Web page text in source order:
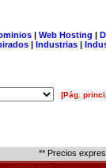
| Web Hosting |
| Industrias |
[Pág.
** Precios